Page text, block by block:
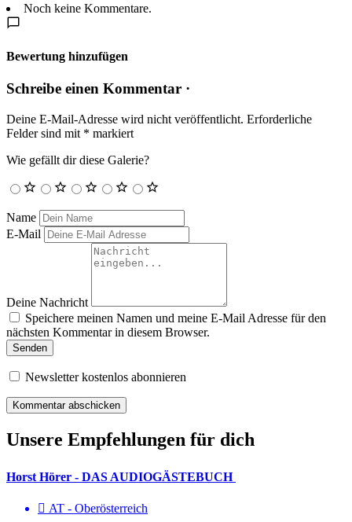
Noch keine Kommentare.
Bewertung hinzufügen
Schreibe einen Kommentar ·
Deine E-Mail-Adresse wird nicht veröffentlicht. Erforderliche
Felder sind mit * markiert
Wie gefällt dir diese Galerie?
Name
E-Mail
Deine Nachricht
Speichere meinen Namen und meine E-Mail Adresse für den
nächsten Kommentar in diesem Browser.
Senden
Newsletter kostenlos abonnieren
Unsere Empfehlungen für dich
Horst Hörer - DAS AUDIOGÄSTEBUCH
AT - Ober­österreich